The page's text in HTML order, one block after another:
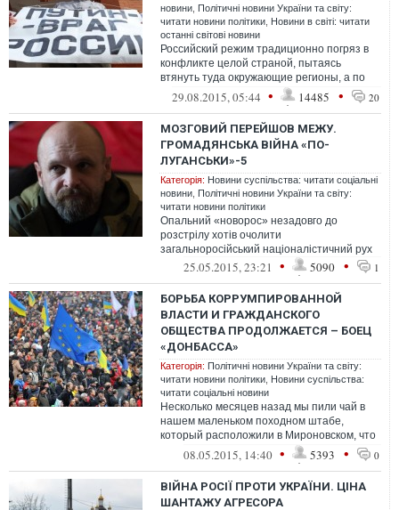
новини Політичні новини України та світу:
читати новини політики Новини в світі: читати
останні світові новини
Российский режим традиционно погряз в
конфликте целой страной, пытаясь
втянуть туда окружающие регионы, а по
возможности - и весь внешний мир.
29.08.2015, 05:44 • 14485 • 20
МОЗГОВИЙ ПЕРЕЙШОВ МЕЖУ.
ГРОМАДЯНСЬКА ВІЙНА «ПО-
ЛУГАНСЬКИ»-5
Категорія: Новини суспільства: читати соціальні
новини Політичні новини України та світу:
читати новини політики
Опальний «новорос» незадовго до
розстрілу хотів очолити
загальноросійський націоналістичний рух
25.05.2015, 23:21 • 5090 • 1
БОРЬБА КОРРУМПИРОВАННОЙ
ВЛАСТИ И ГРАЖДАНСКОГО
ОБЩЕСТВА ПРОДОЛЖАЕТСЯ – БОЕЦ
«ДОНБАССА»
Категорія: Політичні новини України та світу:
читати новини політики Новини суспільства:
читати соціальні новини
Несколько месяцев назад мы пили чай в
нашем маленьком походном штабе,
который расположили в Мироновском, что
на Дебальцевской трассе - это было где-
08.05.2015, 14:40 • 5393 • 0
ВІЙНА РОСІЇ ПРОТИ УКРАЇНИ. ЦІНА
ШАНТАЖУ АГРЕСОРА